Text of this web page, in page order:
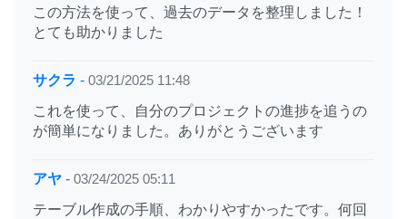
この方法を使って、過去のデータを整理しました！
とても助かりました
サクラ - 03/21/2025 11:48
これを使って、自分のプロジェクトの進捗を追うの
が簡単になりました。ありがとうございます
アヤ - 03/24/2025 05:11
テーブル作成の手順、わかりやすかったです。何回